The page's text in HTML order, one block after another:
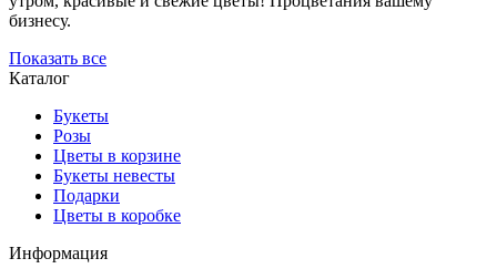
бизнесу.
Показать все
Каталог
Букеты
Розы
Цветы в корзине
Букеты невесты
Подарки
Цветы в коробке
Информация